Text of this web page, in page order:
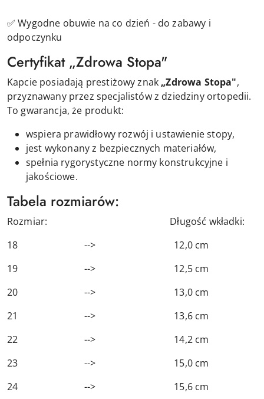
✅ Wygodne obuwie na co dzień - do zabawy i
odpoczynku
Certyfikat „Zdrowa Stopa"
Kapcie posiadają prestiżowy znak „Zdrowa Stopa",
przyznawany przez specjalistów z dziedziny ortopedii.
To gwarancja, że produkt:
wspiera prawidłowy rozwój i ustawienie stopy,
jest wykonany z bezpiecznych materiałów,
spełnia rygorystyczne normy konstrukcyjne i
jakościowe.
Tabela rozmiarów:
Rozmiar: Długość wkładki:
18 --> 12,0 cm
19 --> 12,5 cm
20 --> 13,0 cm
21 --> 13,6 cm
22 --> 14,2 cm
23 --> 15,0 cm
24 --> 15,6 cm